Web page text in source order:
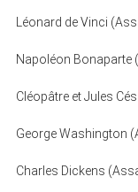
Léonard de Vinci
Napoléon Bonaparte
Cléopâtre et Jules
George Washington
Charles Dickens
S